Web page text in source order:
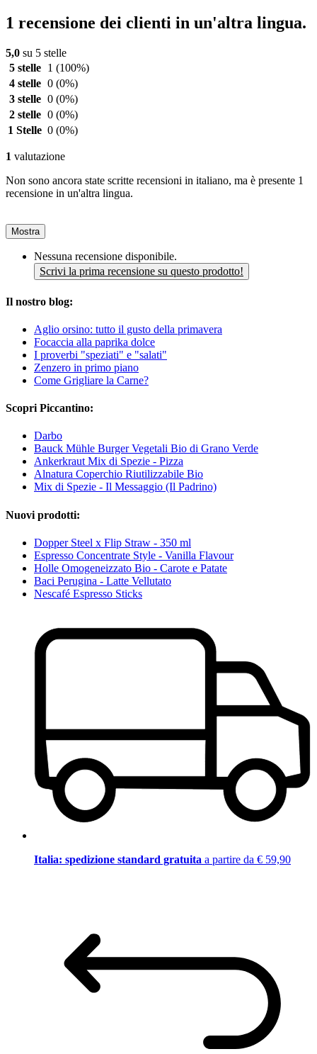
1 recensione dei clienti in un'altra lingua.
5,0 su 5 stelle
5 stelle
1 (100%)
4 stelle 0 (0%)
3 stelle 0 (0%)
2 stelle 0 (0%)
1 Stelle 0 (0%)
1 valutazione
Non sono ancora state scritte recensioni in italiano, ma è presente 1
recensione in un'altra lingua.
Mostra
Nessuna recensione disponibile.
Scrivi la prima recensione su questo prodotto!
Il nostro blog:
Aglio orsino: tutto il gusto della primavera
Focaccia alla paprika dolce
I proverbi "speziati" e "salati"
Zenzero in primo piano
Come Grigliare la Carne?
Scopri Piccantino:
Darbo
Bauck Mühle Burger Vegetali Bio di Grano Verde
Ankerkraut Mix di Spezie - Pizza
Alnatura Coperchio Riutilizzabile Bio
Mix di Spezie - Il Messaggio (Il Padrino)
Nuovi prodotti:
Dopper Steel x Flip Straw - 350 ml
Espresso Concentrate Style - Vanilla Flavour
Holle Omogeneizzato Bio - Carote e Patate
Baci Perugina - Latte Vellutato
Nescafé Espresso Sticks
Italia: spedizione standard gratuita a partire da € 59,90